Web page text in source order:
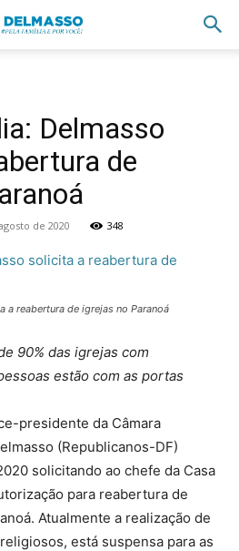
Delmasso
de
de 2020 348
a reabertura de igrejas no Paranoá
90% das igrejas com
estão com as portas
presidente da Câmara
(Republicanos-DF)
solicitando ao chefe da Casa
para reabertura de
Atualmente a realização de
está suspensa para as